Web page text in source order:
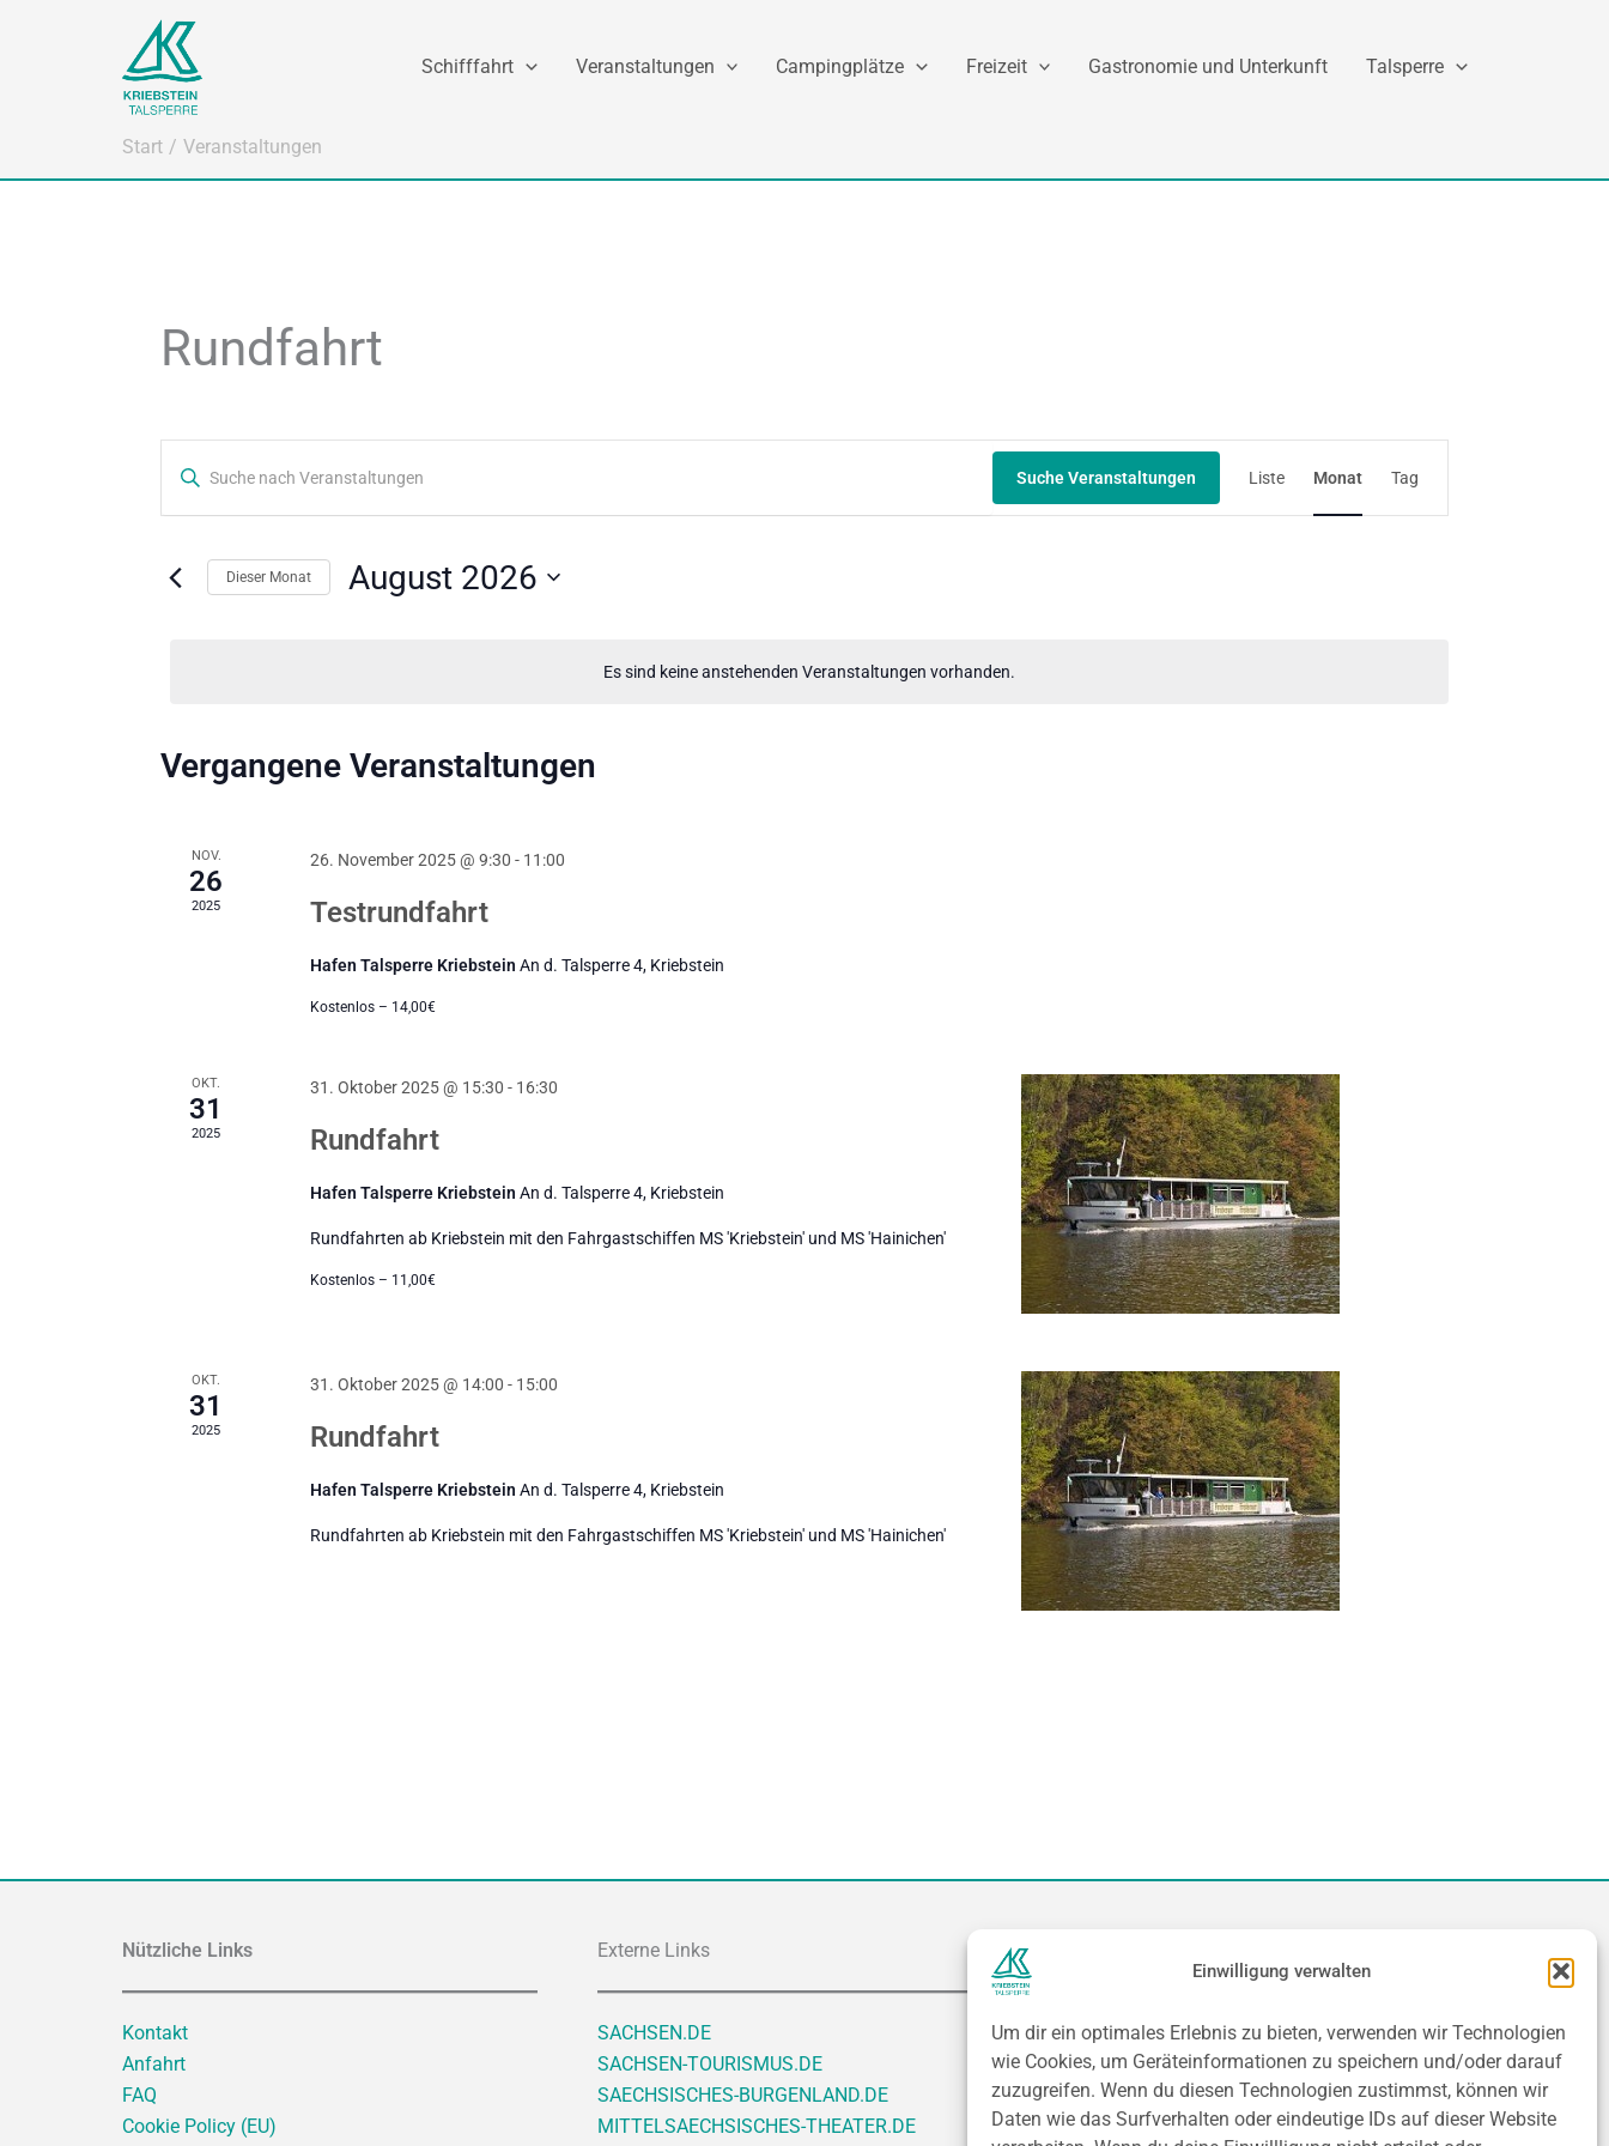
Einwilligung verwalten
Um dir ein optimales Erlebnis zu bieten, verwenden wir Technologien
wie Cookies, um Geräteinformationen zu speichern und/oder darauf
zuzugreifen. Wenn du diesen Technologien zustimmst, können wir
Daten wie das Surfverhalten oder eindeutige IDs auf dieser Website
Schifffahrt Veranstaltungen Campingplätze Freizeit Gastronomie und Unterkunft Talsperre
Start Veranstaltungen
Rundfahrt
Es sind keine anstehenden Veranstaltungen vorhanden.
Suche
und
Navigation
Bitte
Schlüsselwort
eingeben.
Veranstaltungen
Suche Veranstaltungen
Ansichten-
Navigation
Liste Monat Tag
Dieser Monat August 2026
Kalender
Vergangene Veranstaltungen
NOV.
26
2025
26. November 2025 @ 9:30 - 11:00
Testrundfahrt
Hafen Talsperre Kriebstein An d. Talsperre 4, Kriebstein
Kostenlos – 14,00€
OKT.
31
2025
31. Oktober 2025 @ 15:30 - 16:30
Rundfahrt
Hafen Talsperre Kriebstein An d. Talsperre 4, Kriebstein
Rundfahrten ab Kriebstein mit den Fahrgastschiffen MS 'Kriebstein' und MS 'Hainichen'
Kostenlos – 11,00€
OKT.
31
2025
31. Oktober 2025 @ 14:00 - 15:00
Rundfahrt
Hafen Talsperre Kriebstein An d. Talsperre 4, Kriebstein
Rundfahrten ab Kriebstein mit den Fahrgastschiffen MS 'Kriebstein' und MS 'Hainichen'
Nützliche Links
Kontakt
Anfahrt
FAQ
Cookie Policy (EU)
Externe Links
SACHSEN.DE
SACHSEN-TOURISMUS.DE
SAECHSISCHES-BURGENLAND.DE
MITTELSAECHSISCHES-THEATER.DE
An der Talsperre 1
09648 Kriebstein
Tel.: 034327 / 93153
Fax: 034327 / 68338